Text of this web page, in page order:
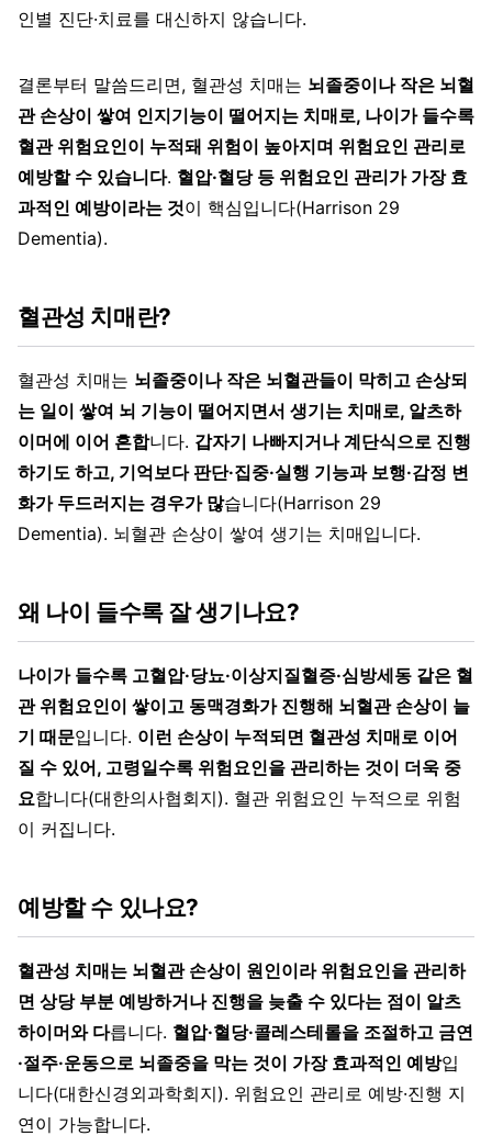
인별 진단·치료를 대신하지 않습니다.
결론부터 말씀드리면, 혈관성 치매는 뇌졸중이나 작은 뇌혈
관 손상이 쌓여 인지기능이 떨어지는 치매로, 나이가 들수록
혈관 위험요인이 누적돼 위험이 높아지며 위험요인 관리로
예방할 수 있습니다. 혈압·혈당 등 위험요인 관리가 가장 효
과적인 예방이라는 것이 핵심입니다(Harrison 29
Dementia).
혈관성 치매란?
혈관성 치매는 뇌졸중이나 작은 뇌혈관들이 막히고 손상되
는 일이 쌓여 뇌 기능이 떨어지면서 생기는 치매로, 알츠하
이머에 이어 흔합니다. 갑자기 나빠지거나 계단식으로 진행
하기도 하고, 기억보다 판단·집중·실행 기능과 보행·감정 변
화가 두드러지는 경우가 많습니다(Harrison 29
Dementia). 뇌혈관 손상이 쌓여 생기는 치매입니다.
왜 나이 들수록 잘 생기나요?
나이가 들수록 고혈압·당뇨·이상지질혈증·심방세동 같은 혈
관 위험요인이 쌓이고 동맥경화가 진행해 뇌혈관 손상이 늘
기 때문입니다. 이런 손상이 누적되면 혈관성 치매로 이어
질 수 있어, 고령일수록 위험요인을 관리하는 것이 더욱 중
요합니다(대한의사협회지). 혈관 위험요인 누적으로 위험
이 커집니다.
예방할 수 있나요?
혈관성 치매는 뇌혈관 손상이 원인이라 위험요인을 관리하
면 상당 부분 예방하거나 진행을 늦출 수 있다는 점이 알츠
하이머와 다릅니다. 혈압·혈당·콜레스테롤을 조절하고 금연
·절주·운동으로 뇌졸중을 막는 것이 가장 효과적인 예방입
니다(대한신경외과학회지). 위험요인 관리로 예방·진행 지
연이 가능합니다.